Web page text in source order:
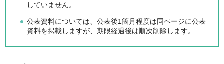
していません。
公表資料については、公表後1箇月程度は同ページに公表
資料を掲載しますが、期限経過後は順次削除します。